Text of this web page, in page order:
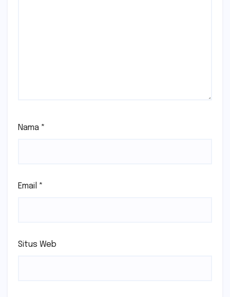
Nama *
Email *
Situs Web